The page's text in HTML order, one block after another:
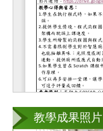
教學成果照片